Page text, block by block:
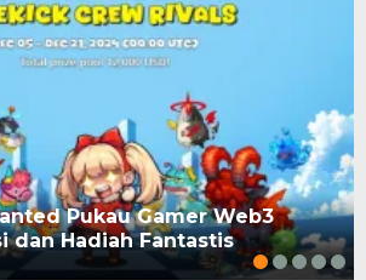
Pukau Gamer Web3
dan Hadiah Fantastis